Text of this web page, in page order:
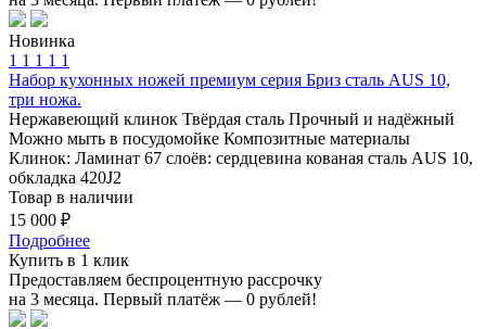
Новинка
1 1 1 1 1
Набор кухонных ножей премиум серия Бриз сталь AUS 10,
три ножа.
Нержавеющий клинок Твёрдая сталь Прочный и надёжный
Можно мыть в посудомойке Композитные материалы
Клинок: Ламинат 67 слоёв: сердцевина кованая сталь AUS 10,
обкладка 420J2
Товар в наличии
15 000 ₽
Подробнее
Купить в 1 клик
Предоставляем беспроцентную рассрочку
на 3 месяца. Первый платёж — 0 рублей!